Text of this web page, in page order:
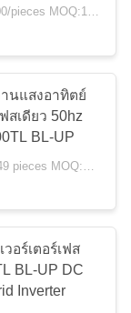
กริด
$1,146.00 - $1,489.00/pieces MOQ:10 ชิ้น
านแสงอาทิตย์
สเดียว 50hz
BL-UP
อร์เตอร์เฟส
BL-UP DC
Inverter